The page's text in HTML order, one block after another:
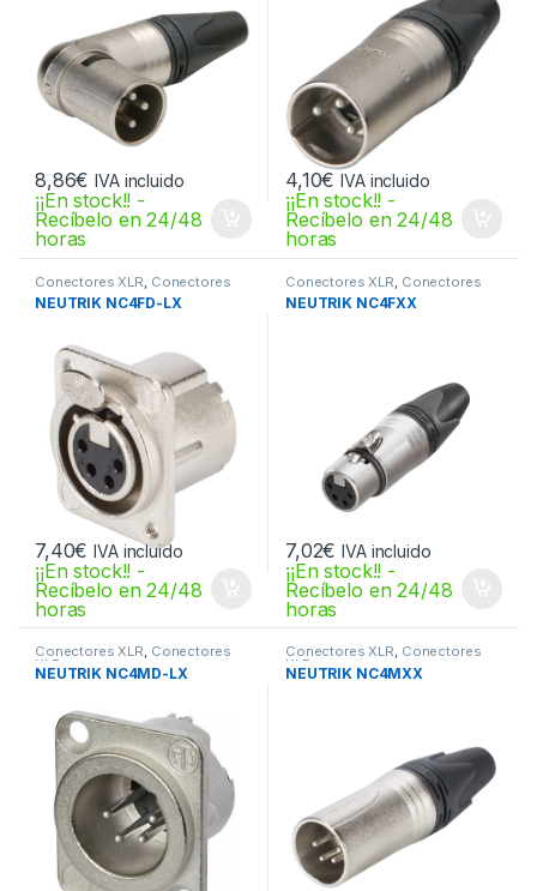
8,86€ IVA incluido
¡¡En stock!! -
Recíbelo en 24/48
horas
4,10€ IVA incluido
¡¡En stock!! -
Recíbelo en 24/48
horas
Conectores XLR Conectores
XLR
NEUTRIK NC4FD-LX
7,40€ IVA incluido
¡¡En stock!! -
Recíbelo en 24/48
horas
Conectores XLR Conectores
XLR
NEUTRIK NC4FXX
7,02€ IVA incluido
¡¡En stock!! -
Recíbelo en 24/48
horas
Conectores XLR, Conectores
XLR
NEUTRIK NC4MD-LX
Conectores XLR, Conectores
XLR
NEUTRIK NC4MXX